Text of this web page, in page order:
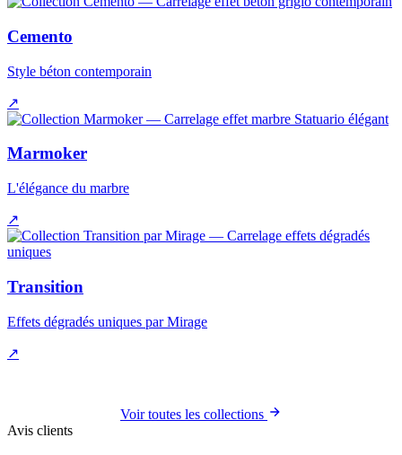
Cemento
Style béton contemporain
↗
Marmoker
L'élégance du marbre
↗
Transition
Effets dégradés uniques par Mirage
↗
Voir toutes les collections
Avis clients